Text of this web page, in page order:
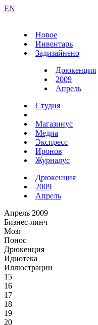
EN
Новое
Инвентарь
Задизайнено
Дрюкенция
2009
Апрель
Студия
Магазинус
Медиа
Экспресс
Иронов
Журналус
Дрюкенция
2009
Апрель
Апрель 2009
Бизнес-линч
Мозг
Понос
Дрюкенция
Идиотека
Иллюстрации
15
16
17
18
19
20